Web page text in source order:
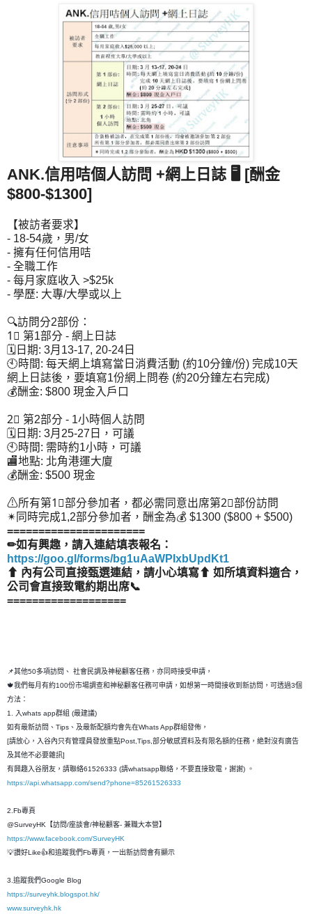
ANK.信用咭個人訪問 +網上日誌 🖥 [酬金
$800-$1300]
【被訪者要求】
- 18-54歲，男/女
- 擁有任何信用咭
- 全職工作
- 每月家庭收入 >$25k
- 學歷: 大專/大學或以上
🔍訪問分2部份：
1⃣ 第1部分 - 網上日誌
🗓日期: 3月13-17, 20-24日
🕙時間: 每天網上填寫當日消費活動 (約10分鐘/份) 完成10天
網上日誌後，要填寫1份網上問卷 (約20分鐘左右完成)
💰酬金: $800 現金入戶口
2⃣ 第2部分 - 1小時個人訪問
🗓日期: 3月25-27日，可議
🕙時間: 需時約1小時，可議
🏬地點: 北角港運大廈
💰酬金: $500 現金
⚠所有第1⃣部分參加者，都必需同意出席第2⃣部份訪問
✴同時完成1,2部分參加者，酬金為💰 $1300 ($800 + $500)
======================
✏如有興趣，請入連結填表報名：
https://goo.gl/forms/bg1uAaWPIxbUpdKt1
⬆ 內有公司直接甄選連結，請小心填寫⬆ 如所填資料適合，
公司會直接致電約期出席📞
===================
📌其他50多項訪問、 社會民調及神秘顧客任務，亦同時接受申請，
🍁我們每月有約100份市場調查和神秘顧客任務可申請，如想第一時間接收到新訪問，可透過3個
方法：
1. 入whats app群組 (最建議)
如有最新訪問、Tips、及最新配額均會先在Whats App群組發佈，
[請放心，入谷內只有管理員發放重點Post,Tips,部分敏感資料及有限名額的任務，絶對沒有廣告
及其他不必要雜訊]
有興趣入谷朋友，請聯絡61526333 (請whatsapp聯絡，不要直接致電，謝謝) 。
https://api.whatsapp.com/send?phone=85261526333
2.Fb專頁
@SurveyHK【訪問/座談會/神秘顧客- 兼職大本營】
https://www.facebook.com/SurveyHK
💡讚好Like👍和追蹤我們Fb專頁，一出新訪問會有顯示
3.追蹤我們Google Blog
https://surveyhk.blogspot.hk/
www.surveyhk.hk